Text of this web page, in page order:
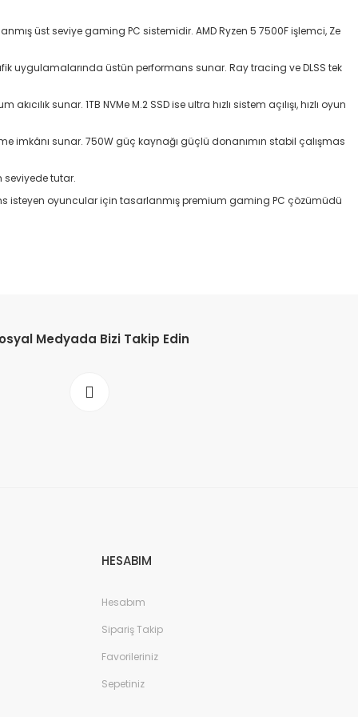
üst seviye gaming PC sistemidir. AMD Ryzen 5 7500F işlemci, Ze
uygulamalarında üstün performans sunar. Ray tracing ve DLSS tek
sunar. 1TB NVMe M.2 SSD ise ultra hızlı sistem açılışı, hızlı oyun
imkânı sunar. 750W güç kaynağı güçlü donanımın stabil çalışmas
seviyede tutar.
isteyen oyuncular için tasarlanmış premium gaming PC çözümüdü
Medyada Bizi Takip Edin
HESABIM
Hesabım
Sipariş Takip
Favorileriniz
Sepetiniz